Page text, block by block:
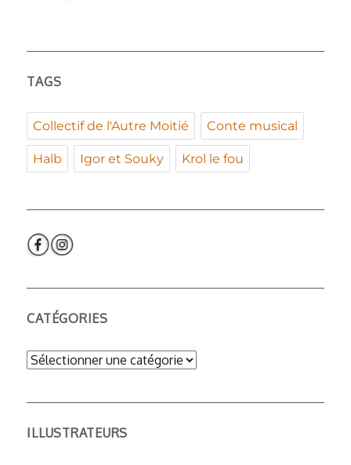
TAGS
Collectif de l'Autre Moitié Conte musical
Halb Igor et Souky Krol le fou
CATÉGORIES
Catégories
ILLUSTRATEURS